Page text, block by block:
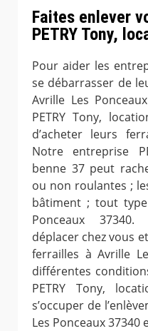
Faites enlever
PETRY Tony,
Pour aider les
se débarrasser de
Avrille Les
PETRY Tony,
d’acheter leurs
Notre entreprise
benne 37 peut
ou non roulantes ;
bâtiment ; tout
Ponceaux
déplacer chez vous
ferrailles à Avrille
différentes
PETRY Tony,
s’occuper de
Les Ponceaux 37340